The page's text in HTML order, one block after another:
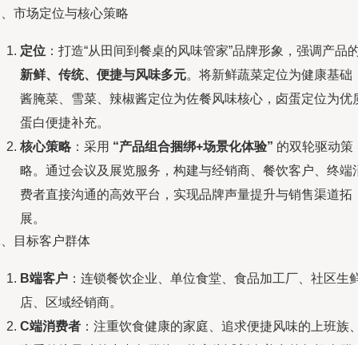
市场定位与核心策略
定位 ：打造“从田间到餐桌的风味管家”品牌形象，强调产品
新鲜、传统、便捷与风味多元。将新鲜蔬菜定位为健康基础
酱腌菜、雪菜、辣椒酱定位为佐餐风味核心，卤蛋定位为优
蛋白便捷补充。
核心策略 ：采用 “产品组合捆绑+场景化体验” 的双轮驱动策
略。通过会议及展览服务，构建与经销商、餐饮客户、终端
费者直接沟通的高效平台，实现品牌声量提升与销售渠道拓
展。
目标客户群体
B端客户 ：连锁餐饮企业、单位食堂、食品加工厂、社区生
店、区域经销商。
C端消费者 ：注重饮食健康的家庭、追求便捷风味的上班族